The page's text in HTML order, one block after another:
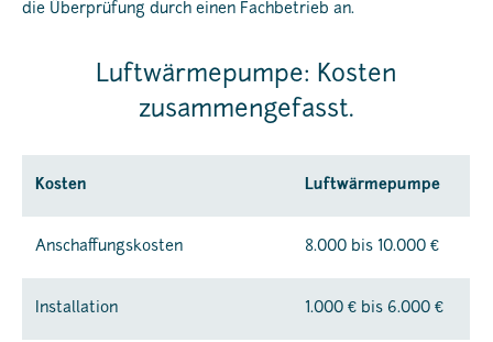
die Überprüfung durch einen Fachbetrieb an.
Luftwärmepumpe: Kosten
zusammengefasst.
Kosten Luftwärmepumpe
Anschaffungskosten 8.000 bis 10.000 €
Installation 1.000 € bis 6.000 €